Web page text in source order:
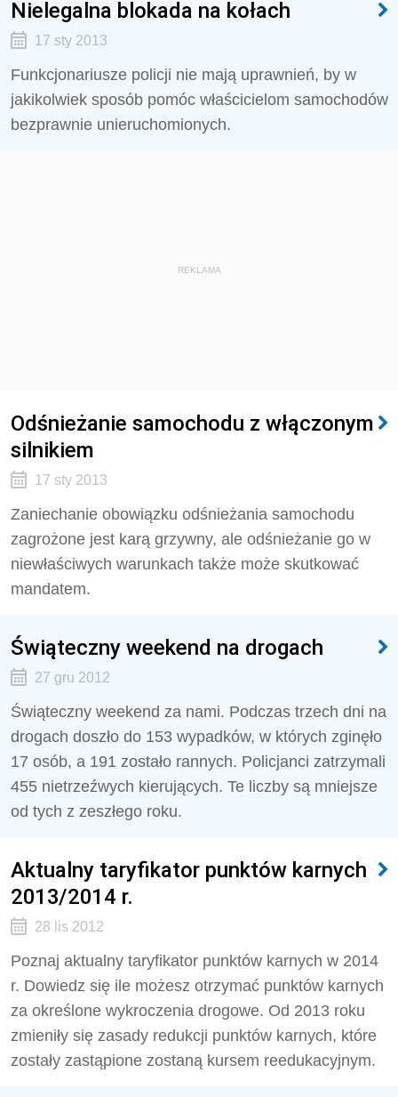
Nielegalna blokada na kołach
17 sty 2013
Funkcjonariusze policji nie mają uprawnień, by w
jakikolwiek sposób pomóc właścicielom samochodów
bezprawnie unieruchomionych.
REKLAMA
Odśnieżanie samochodu z włączonym
silnikiem
17 sty 2013
Zaniechanie obowiązku odśnieżania samochodu
zagrożone jest karą grzywny, ale odśnieżanie go w
niewłaściwych warunkach także może skutkować
mandatem.
Świąteczny weekend na drogach
27 gru 2012
Świąteczny weekend za nami. Podczas trzech dni na
drogach doszło do 153 wypadków, w których zginęło
17 osób, a 191 zostało rannych. Policjanci zatrzymali
455 nietrzeźwych kierujących. Te liczby są mniejsze
od tych z zeszłego roku.
Aktualny taryfikator punktów karnych
2013/2014 r.
28 lis 2012
Poznaj aktualny taryfikator punktów karnych w 2014
r. Dowiedz się ile możesz otrzymać punktów karnych
za określone wykroczenia drogowe. Od 2013 roku
zmieniły się zasady redukcji punktów karnych, które
zostały zastąpione zostaną kursem reedukacyjnym.